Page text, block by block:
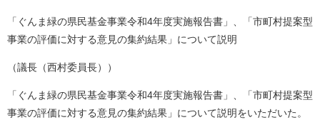
「ぐんま緑の県民基金事業令和4年度実施報告書」、「市町村提案型
事業の評価に対する意見の集約結果」について説明
（議長（西村委員長））
「ぐんま緑の県民基金事業令和4年度実施報告書」、「市町村提案型
事業の評価に対する意見の集約結果」について説明をいただいた。